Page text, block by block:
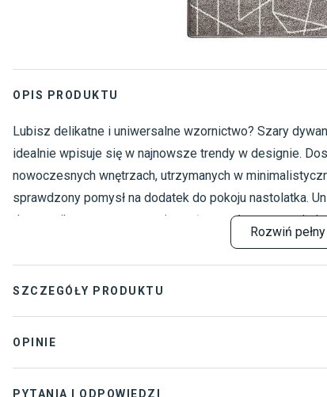
OPIS PRODUKTU
Lubisz delikatne i uniwersalne wzornictwo? Szary
idealnie wpisuje się w najnowsze trendy w designie.
nowoczesnych wnętrzach, utrzymanych w
sprawdzony pomysł na dodatek do pokoju nastolatka.
domownikom, a gęste runo i sprężysty włos zapewnią
Niezwykła trwałość włókien heat set, z których
odporny na ścieranie, tarcie, płynne zabrudzenia i
antystatycznych to także dobre rozwiązanie dla
Rozwiń
SZCZEGÓŁY PRODUKTU
OPINIE
PYTANIA I ODPOWIEDZI